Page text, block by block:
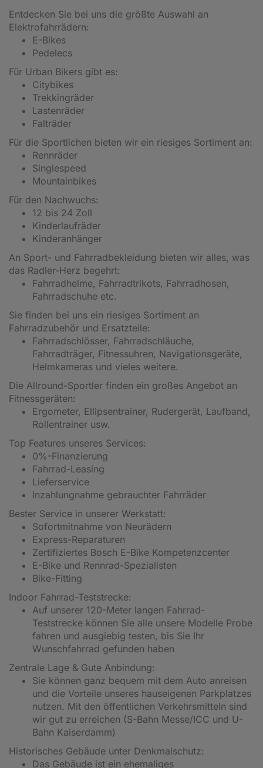
Entdecken Sie bei uns die größte Auswahl an
Elektrofahrrädern:
E-Bikes
Pedelecs
Für Urban Bikers gibt es:
Citybikes
Trekkingräder
Lastenräder
Falträder
Für die Sportlichen bieten wir ein riesiges Sortiment an:
Rennräder
Singlespeed
Mountainbikes
Für den Nachwuchs:
12 bis 24 Zoll
Kinderlaufräder
Kinderanhänger
An Sport- und Fahrradbekleidung bieten wir alles, was
das Radler-Herz begehrt:
Fahrradhelme, Fahrradtrikots, Fahrradhosen,
Fahrradschuhe etc.
Sie finden bei uns ein riesiges Sortiment an
Fahrradzubehör und Ersatzteile:
Fahrradschlösser, Fahrradschläuche,
Fahrradträger, Fitnessuhren, Navigationsgeräte,
Helmkameras und vieles weitere.
Die Allround-Sportler finden ein großes Angebot an
Fitnessgeräten:
Ergometer, Ellipsentrainer, Rudergerät, Laufband,
Rollentrainer usw.
Top Features unseres Services:
0%-Finanzierung
Fahrrad-Leasing
Lieferservice
Inzahlungnahme gebrauchter Fahrräder
Bester Service in unserer Werkstatt:
Sofortmitnahme von Neurädern
Express-Reparaturen
Zertifiziertes Bosch E-Bike Kompetenzcenter
E-Bike und Rennrad-Spezialisten
Bike-Fitting
Indoor Fahrrad-Teststrecke:
Auf unserer 120-Meter langen Fahrrad-
Teststrecke können Sie alle unsere Modelle Probe
fahren und ausgiebig testen, bis Sie Ihr
Wunschfahrrad gefunden haben
Zentrale Lage & Gute Anbindung:
Sie können ganz bequem mit dem Auto anreisen
und die Vorteile unseres hauseigenen Parkplatzes
nutzen. Mit den öffentlichen Verkehrsmitteln sind
wir gut zu erreichen (S-Bahn Messe/ICC und U-
Bahn Kaiserdamm)
Historisches Gebäude unter Denkmalschutz:
Das Gebäude ist ein ehemaliges